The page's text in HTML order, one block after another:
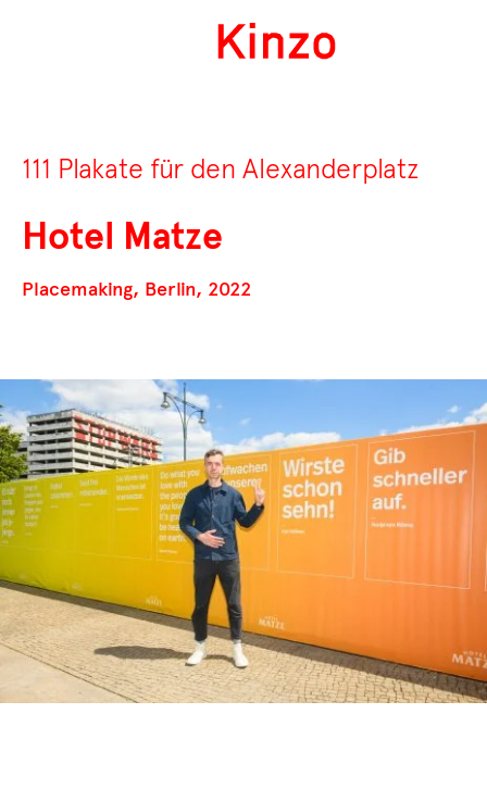
111 Plakate für den Alexanderplatz
Hotel Matze
Placemaking, Berlin, 2022